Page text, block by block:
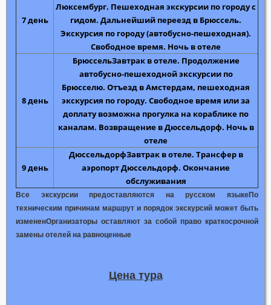
7 день
Люксембург. Пешеходная экскурсии по городу с
гидом. Дальнейший переезд в Брюссель.
Экскурсия по городу(автобусно-пешеходная).
Свободное время. Ночь в отеле
8 день
БрюссельЗавтрак в отеле. Продолжение
автобусно-пешеходной экскурсии по
Брюсселю. Отъезд в Амстердам, пешеходная
экскурсия по городу. Свободное время или за
доплату возможна прогулка на кораблике по
каналам. Возвращение в Дюссельдорф. Ночь в
отеле
9 день
ДюссельдорфЗавтрак в отеле. Трансфер в
аэропорт Дюссельдорф. Окончание
обслуживания
Все экскурсии предоставляются на русском языкеПо
техническим причинам маршрут и порядок экскурсий может быть
измененОрганизаторы оставляют за собой право краткосрочной
замены отелей на равноценные
Цена тура